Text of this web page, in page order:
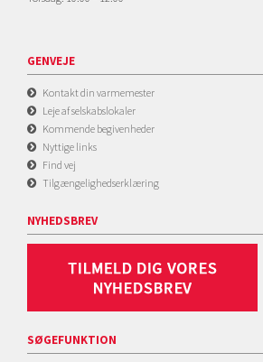
GENVEJE
Kontakt din varmemester
Leje af selskabslokaler
Kommende begivenheder
Nyttige links
Find vej
Tilgængelighedserklæring
NYHEDSBREV
SØGEFUNKTION